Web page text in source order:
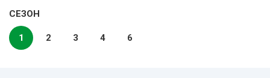
СЕЗОН
1 2 3 4 6